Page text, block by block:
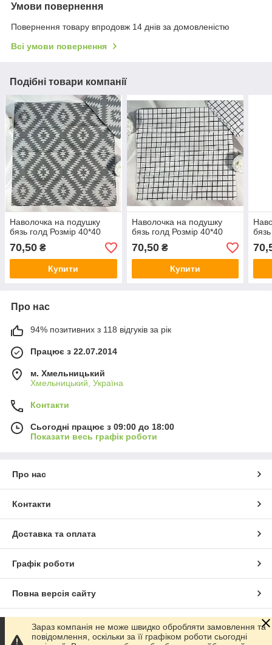
Умови повернення
Повернення товару впродовж 14 днів за домовленістю
Всі умови повернення
Подібні товари компанії
Наволочка на подушку
бязь голд Розмір 40*40
70,50 ₴
Купити
Наволочка на подушку
бязь голд Розмір 40*40
70,50₴
Купити
Про нас
94% позитивних з 118 відгуків за рік
Працює з 22.07.2014
м. Хмельницький
Хмельницький, Україна
Контакти
Сьогодні працює з 09:00 до 18:00
Показати весь графік роботи
Про нас
Контакти
Доставка та оплата
Графік роботи
Повна версія сайту
Сайт створено на маркетплейсіProm.ua
Зараз компанія не може швидко обробляти замовлення та
повідомлення, оскільки за її графіком роботи сьогодні